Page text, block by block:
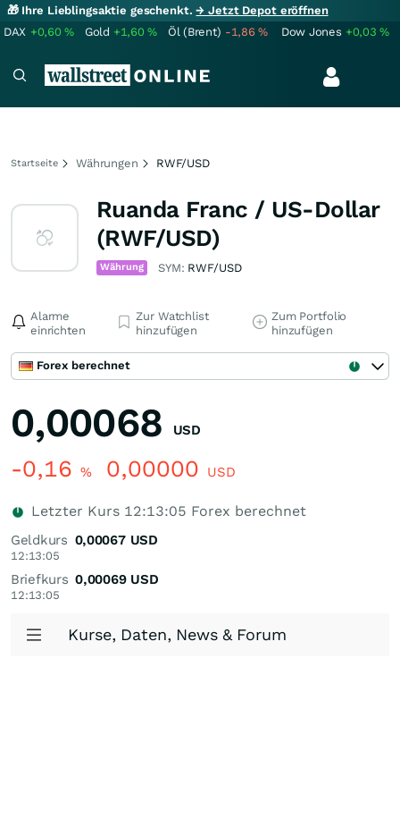
🎁 Ihre Lieblingsaktie geschenkt.→ Jetzt Depot eröffnen
DAX +0,60% Gold +1,60% Öl (Brent) -1,86% Dow Jones +0,03%
Startseite Währungen RWF/USD
Ruanda Franc / US-Dollar
(RWF/USD)
Währung SYM: RWF/USD
Alarme
einrichten
Zur Watchlist
hinzufügen
Zum Portfolio
hinzufügen
Forex berechnet
0,00068 USD
-0,16 % 0,00000 USD
Letzter Kurs 12:13:05 Forex berechnet
Geldkurs
12:13:05
0,00067 USD
Briefkurs
12:13:05
0,00069 USD
Kurse, Daten, News & Forum